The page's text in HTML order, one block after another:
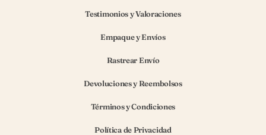
Testimonios y Valoraciones
Empaque y Envíos
Rastrear Envío
Devoluciones y Reembolsos
Términos y Condiciones
Política de Privacidad